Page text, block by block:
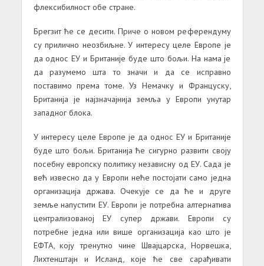
флексибилност обе стране.
Брегзит ће се десити. Приче о новом референдуму
су прилично неозбиљне. У интересу целе Европе је
да однос ЕУ и Британије буде што бољи. На нама је
да разумемо шта то значи и да се исправно
поставимо према томе. Уз Немачку и Француску,
Британија је најзначајнија земља у Европи унутар
западног блока.
У интересу целе Европе је да однос ЕУ и Британије
буде што бољи. Британија ће сигурно развити своју
посебну европску политику независну од ЕУ. Сада је
већ извесно да у Европи неће постојати само једна
организација држава. Очекује се да ће и друге
земље напустити ЕУ. Европи је потребна алтернатива
централизованој ЕУ супер држави. Европи су
потребне једна или више организација као што је
ЕФТА, коју тренутно чине Швајцарска, Норвешка,
Лихтенштајн и Исланд, које ће све сарађивати